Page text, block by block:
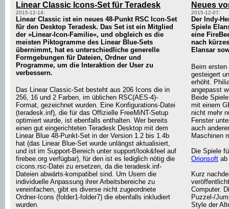
Linear Classic Icons-Set für Teradesk
2015-12-14:
Linear Classic ist ein neues 48-Punkt RSC Icon-Set
für den Desktop Teradesk. Das Set ist ein Mitglied
der »Linear-Icon-Familie«, und obgleich es die
meisten Piktogramme des Linear Blue-Sets
übernimmt, hat es unterschiedliche generelle
Formgebungen für Dateien, Ordner und
Programme, um die Interaktion der User zu
verbessern.
Das Linear Classic-Set besteht aus 206 Icons die in
256, 16 und 2 Farben, im üblichen RSC(AES-4)-
Format, gezeichnet wurden. Eine Konfigurations-Datei
(teradesk.inf), die für das Offizielle FreeMiNT-Setup
optimiert wurde, ist ebenfalls enthalten. Wer bereits
einen gut eingerichteten Teradesk Desktop mit dem
Linear Blue 48-Punkt-Set in der Version 1.2 bis 1.4b
hat (das Linear Blue-Set wurde unlängst aktualisiert,
und ist im Support-Bereich unter support/look&feel auf
firebee.org verfügbar), für den ist es lediglich nötig die
cicons.rsc-Datei zu ersetzen, da die teradesk.inf-
Dateien abwärts-kompatibel sind. Um Usern die
individuelle Anpassung ihrer Arbeitsbereiche zu
vereinfachen, gibt es diverse nicht zugeordnete
Ordner-Icons (folder1-folder7) die ebenfalls inkludiert
wurden.
Neues
2015-12-07:
Der Indy-
Spiele
eine
nach
Elansar
Beim
gesteigert
erhöht.
angepasst
Beide
mit einem
nicht mehr
Fenster
auch
Maschinen
Die Spiele
Orionsoft ab
Kurz
Computer.
Puzzel-/
Style der